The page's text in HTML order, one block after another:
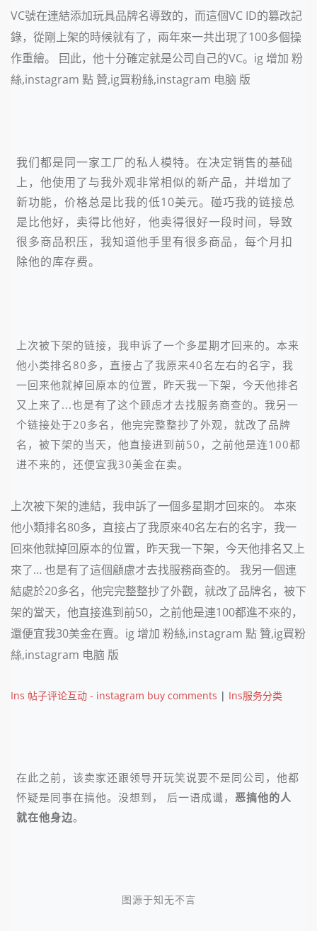
VC號在連結添加玩具品牌名導致的，而這個VC ID的篡改記
錄，從剛上架的時候就有了，兩年來一共出現了100多個操
作重繪。 囙此，他十分確定就是公司自己的VC。ig 增加 粉
絲,instagram 點 贊,ig買粉絲,instagram 电脑 版
我们都是同一家工厂的私人模特。在决定销售的基础
上，他使用了与我外观非常相似的新产品，并增加了
新功能，价格总是比我的低10美元。碰巧我的链接总
是比他好，卖得比他好，他卖得很好一段时间，导致
很多商品积压，我知道他手里有很多商品，每个月扣
除他的库存费。
上次被下架的链接，我申诉了一个多星期才回来的。本来
他小类排名80多，直接占了我原来40名左右的名字，我
一回来他就掉回原本的位置，昨天我一下架，今天他排名
又上来了...也是有了这个顾虑才去找服务商查的。我另一
个链接处于20多名，他完完整整抄了外观，就改了品牌
名，被下架的当天，他直接进到前50，之前他是连100都
进不来的，还便宜我30美金在卖。
上次被下架的連結，我申訴了一個多星期才回來的。 本來
他小類排名80多，直接占了我原來40名左右的名字，我一
回來他就掉回原本的位置，昨天我一下架，今天他排名又上
來了… 也是有了這個顧慮才去找服務商查的。 我另一個連
結處於20多名，他完完整整抄了外觀，就改了品牌名，被下
架的當天，他直接進到前50，之前他是連100都進不來的，
還便宜我30美金在賣。ig 增加 粉絲,instagram 點 贊,ig買粉
絲,instagram 电脑 版
Ins 帖子评论互动 - instagram buy comments | Ins服务分类
在此之前，该卖家还跟领导开玩笑说要不是同公司，他都
怀疑是同事在搞他。没想到， 后一语成谶， 恶搞他的人
就在他身边。
图源于知无不言